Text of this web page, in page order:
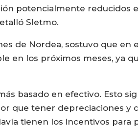
potencialmente reducidos
Sletmo.
de Nordea, sostuvo que
en los próximos meses, ya
basado en efectivo. Esto
que tener depreciaciones y
tienen los incentivos